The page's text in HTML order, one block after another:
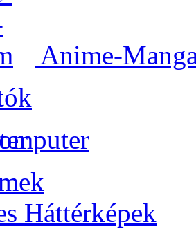
Anime-
Háttérképek